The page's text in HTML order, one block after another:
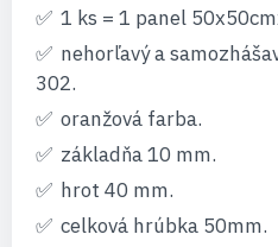
1 ks = 1 panel
nehorľavý a
302.
oranžová farba.
základňa 10 mm.
hrot 40 mm.
celková hrúbka 50mm.